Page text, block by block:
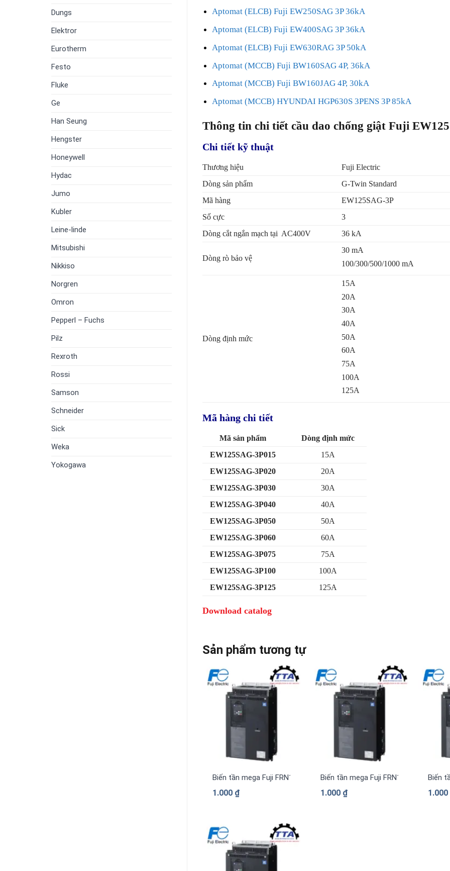
Dungs
Elektror
Eurotherm
Festo
Fluke
Ge
Han Seung
Hengster
Honeywell
Hydac
Jumo
Kubler
Leine-linde
Mitsubishi
Nikkiso
Norgren
Omron
Pepperl – Fuchs
Pilz
Rexroth
Rossi
Samson
Schneider
Sick
Weka
Yokogawa
Aptomat (ELCB) Fuji EW250SAG 3P 36kA
Aptomat (ELCB) Fuji EW400SAG 3P 36kA
Aptomat (ELCB) Fuji EW630RAG 3P 50kA
Aptomat (MCCB) Fuji BW160SAG 4P, 36kA
Aptomat (MCCB) Fuji BW160JAG 4P, 30kA
Aptomat (MCCB) HYUNDAI HGP630S 3PENS 3P 85kA
Thông tin chi tiết cầu dao chống giật Fuji
Chi tiết kỹ thuật
Thương hiệu
Fuji Electric
Dòng sản phẩm
G-Twin Standard
Mã hàng
EW125SAG-3P
Số cực
3
Dòng cắt ngắn mạch tại AC400V
36 kA
Dòng rò bảo vệ
30 mA
100/300/500/1000 mA
Dòng định mức
15A
20A
30A
40A
50A
60A
75A
100A
125A
Mã hàng chi tiết
Mã sản phẩm
Dòng định mức
EW125SAG-3P015
15A
EW125SAG-3P020
20A
EW125SAG-3P030
30A
EW125SAG-3P040
40A
EW125SAG-3P050
50A
EW125SAG-3P060
60A
EW125SAG-3P075
75A
EW125SAG-3P100
100A
EW125SAG-3P125
125A
Download catalog
Sản phẩm tương tự
Biến tần mega Fuji FRN1480G2S-4G 3 pha 380 V
1.000 ₫
Biến tần mega Fuji FRN1385G2S-4G 3
1.000 ₫
Biến
1.000